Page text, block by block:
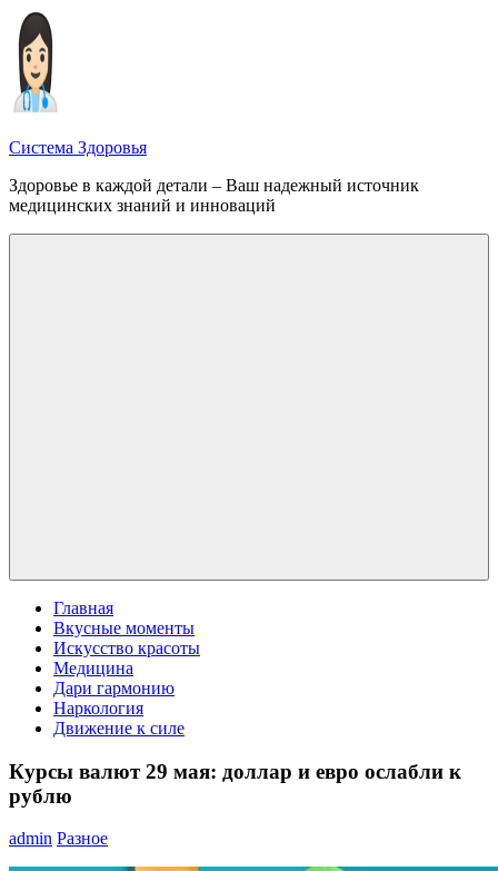
Перейти
содержимому
Система Здоровья
Здоровье в каждой детали – Ваш надежный источник
медицинских знаний и инноваций
Главная
Вкусные моменты
Искусство красоты
Медицина
Дари гармонию
Наркология
Движение к силе
Курсы валют 29 мая: доллар и евро ослабли к
рублю
admin Разное